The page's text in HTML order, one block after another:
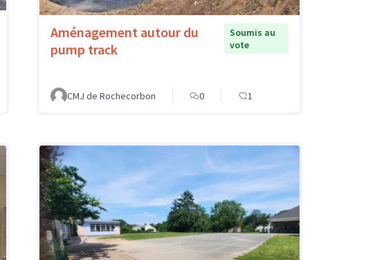
Aménagement autour du
pump track
Soumis au
vote
CMJ de Rochecorbon 0 1